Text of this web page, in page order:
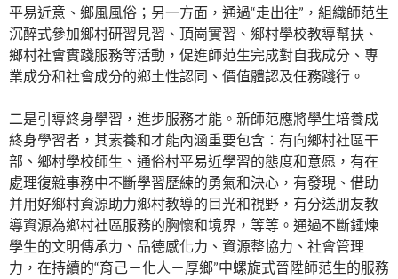
平易近意、鄉風風俗；另一方面，通過“走出往”，組織師范生
沉醉式參加鄉村研習見習、頂崗實習、鄉村學校教導幫扶、
鄉村社會實踐服務等活動，促進師范生完成對自我成分、專
業成分和社會成分的鄉土性認同、價值體認及任務踐行。
二是引導終身學習，進步服務才能。新師范應將學生培養成
終身學習者，其素養和才能內涵重要包含：有向鄉村社區干
部、鄉村學校師生、通俗村平易近學習的態度和意愿，有在
處理復雜事務中不斷學習歷練的勇氣和決心，有發現、借助
并用好鄉村資源助力鄉村教導的目光和視野，有分送朋友教
導資源為鄉村社區服務的胸懷和境界，等等。通過不斷錘煉
學生的文明傳承力、品德感化力、資源整協力、社會管理
力，在持續的“育己－化人－厚鄉”中螺旋式晉陞師范生的服務